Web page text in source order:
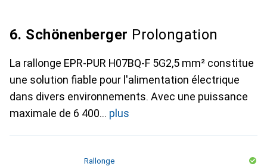
6. Schönenberger Prolongation
La rallonge EPR-PUR H07BQ-F 5G2,5 mm² constitue
une solution fiable pour l'alimentation électrique
dans divers environnements. Avec une puissance
maximale de 6 400
plus
Rallonge